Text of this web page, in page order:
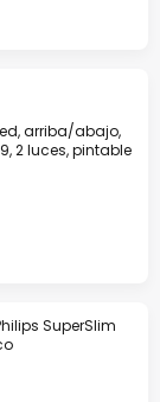
arriba/abajo,
2 luces, pintable
SuperSlim